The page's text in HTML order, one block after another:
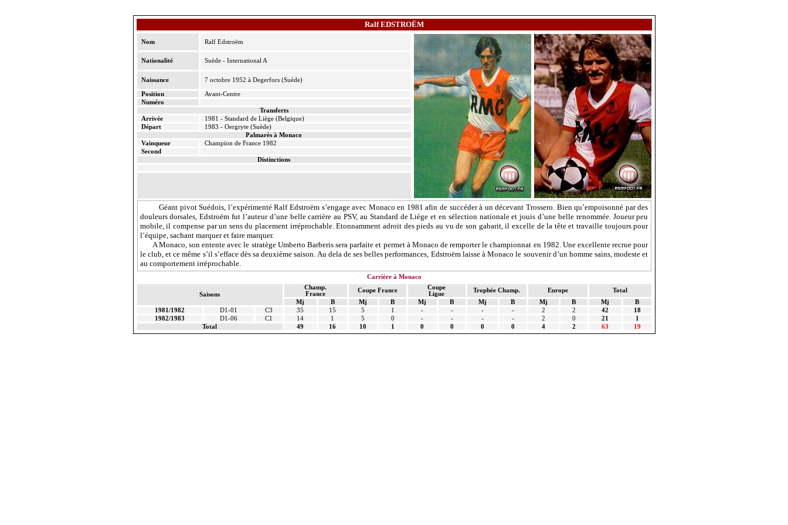
Ralf EDSTROËM
Nom Ralf Edstroëm
Nationalité Suède - International A
Naissance 7 octobre 1952 à Degerfors(Suède)
Position
Avant-Centre
Numéro
Transferts
Arrivée
1981 - Standard de Liège (Belgique)
Départ
1983 - Oergryte(Suède)
Palmarès à Monaco
Vainqueur
Champion de France 1982
Second
Distinctions
Géant pivot Suédois, l’expérimenté Ralf Edstroëms’engage avec Monaco en 1981 afin de succéder à un décevantTrossero. Bien qu’empoisonné par des
douleurs dorsales,Edstroëm fut l’auteur d’une belle carrière au PSV, au Standard de Liège et en sélection nationale et jouis d’une belle renommée. Joueur peu
mobile, il compense par un sens du placement irréprochable. Etonnamment adroit des pieds au vu de son gabarit, il excelle de la tête et travaille toujours pour
l’équipe, sachant marquer et faire marquer.
A Monaco, son entente avec le stratège Umberto Barberissera parfaite et permet à Monaco de remporter le championnat en 1982. Une excellente recrue pour
le club, et ce même s’il s’efface dès sa deuxième saison. Au delade ses belles performances, Edstroëmlaisse à Monaco le souvenir d’un homme sains, modeste et
au comportement irréprochable.
Carrière à Monaco
Saisons
Champ.
France
Coupe France
Coupe
Ligue
Trophée Champ. Europe
Total
Mj
B Mj B Mj B Mj B Mj B Mj
B
1981/1982
D1-01 C3 35 15 5 1 - - - - 2 2 42
18
1982/1983
D1-06 C1 14 1 5 0 - - - - 2 0 21
1
Total
49 16 10 1 0 0 0 0 4 2 63 19